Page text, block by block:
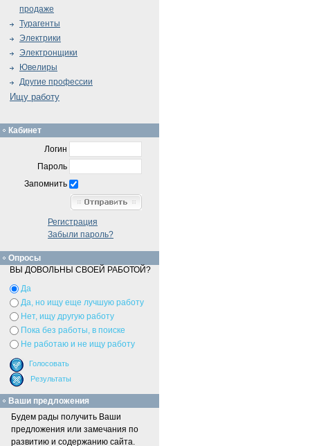
продаже
Турагенты
Электрики
Электронщики
Ювелиры
Другие профессии
Ищу работу
Кабинет
Логин
Пароль
Запомнить
Регистрация
Забыли пароль?
Опросы
ВЫ ДОВОЛЬНЫ СВОЕЙ РАБОТОЙ?
Да
Да, но ищу еще лучшую работу
Нет, ищу другую работу
Пока без работы, в поиске
Не работаю и не ищу работу
Ваши предложения
Будем рады получить Ваши
предложения или замечания по
развитию и содержанию сайта.